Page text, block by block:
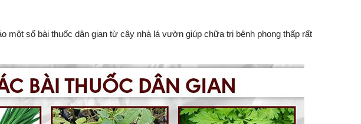
một số bài thuốc dân gian từ cây nhà lá vườn giúp chữa trị bệnh phong thấp rất